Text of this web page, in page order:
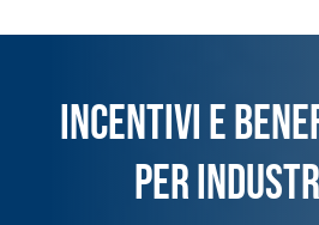
INCENTIVI E
PER